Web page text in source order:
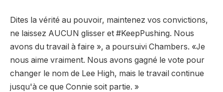
Dites la vérité au pouvoir, maintenez vos convictions,
ne laissez AUCUN glisser et #KeepPushing. Nous
avons du travail à faire », a poursuivi Chambers. «Je
nous aime vraiment. Nous avons gagné le vote pour
changer le nom de Lee High, mais le travail continue
jusqu'à ce que Connie soit partie. »